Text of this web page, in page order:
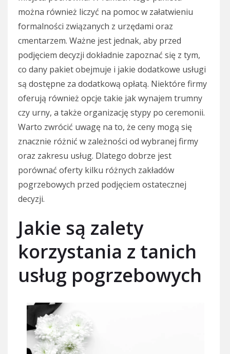
można również liczyć na pomoc w załatwieniu
formalności związanych z urzędami oraz
cmentarzem. Ważne jest jednak, aby przed
podjęciem decyzji dokładnie zapoznać się z tym,
co dany pakiet obejmuje i jakie dodatkowe usługi
są dostępne za dodatkową opłatą. Niektóre firmy
oferują również opcje takie jak wynajem trumny
czy urny, a także organizację stypy po ceremonii.
Warto zwrócić uwagę na to, że ceny mogą się
znacznie różnić w zależności od wybranej firmy
oraz zakresu usług. Dlatego dobrze jest
porównać oferty kilku różnych zakładów
pogrzebowych przed podjęciem ostatecznej
decyzji.
Jakie są zalety
korzystania z tanich
usług pogrzebowych